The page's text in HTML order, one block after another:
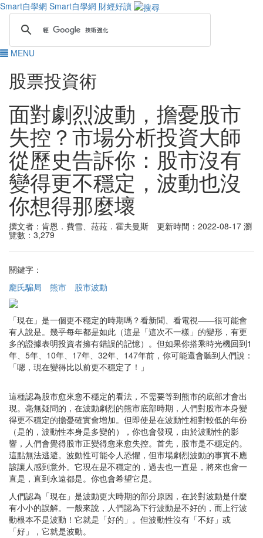
Smart自學網 Smart自學網 財經好讀
MENU
股票投資術
面對劇烈波動，擔憂股市
失控？市場分析投資大師
從歷史告訴你：股市沒有
變得更不穩定，波動也沒
你想得那麼壞
撰文者：肯恩．費雪、菈菈．霍夫曼斯 更新時間：2022-08-17 瀏
覽數：3,279
關鍵字：
龐氏騙局
熊市 股市波動
「現在」是一個更不穩定的時期嗎？看新聞、看電視——很可能會
有人說是。幾乎每年都是如此（這是「這次不一樣」的變形，有更
多的證據表明投資者擁有錯誤的記憶）。但如果你搭乘時光機回到1
年、5年、10年、17年、32年、147年前，你可能還會聽到人們說：
「嗯，現在變得比以前更不穩定了！」
這種認為股市愈來愈不穩定的看法，不需要等到熊市的底部才會出
現。毫無疑問的，在波動劇烈的熊市底部時期，人們對股市本身變
得更不穩定的擔憂確實會增加。但即使是在波動性相對較低的年份
（是的，波動性本身是多變的），你也會發現，由於波動性的影
響，人們會覺得股市正變得愈來愈失控。首先，股市是不穩定的。
這點無法逃避。波動性可能令人恐懼，但市場劇烈波動的事實不應
該讓人感到意外。它現在是不穩定的，過去也一直是，將來也會一
直是，直到永遠都是。你也會希望它是。
人們認為「現在」是波動更大時期的部分原因，在於對波動是什麼
有小小的誤解。一般來說，人們認為下行波動是不好的，而上行波
動根本不是波動！它就是「好的」。但波動性沒有「不好」或
「好」，它就是波動。